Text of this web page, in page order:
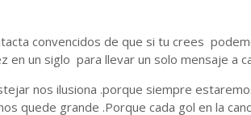
convencidos de que si tu crees
en un siglo para llevar un solo mensaje a
nos ilusiona .porque siempre
quede grande .Porque cada gol en la